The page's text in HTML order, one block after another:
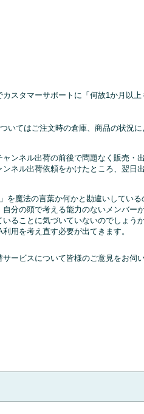
スタマーサポートに「何故1か月以
いてはご注文時の倉庫、商品の状況
ンネル出荷の前後で問題なく販売・
ネル出荷依頼をかけたところ、翌日
を魔法の言葉か何かと勘違いしてい
分の頭で考える能力のないメンバー
ることに気づいていないのでしょう
用を考え直す必要が出てきます。
ービスについて皆様のご意見をお伺